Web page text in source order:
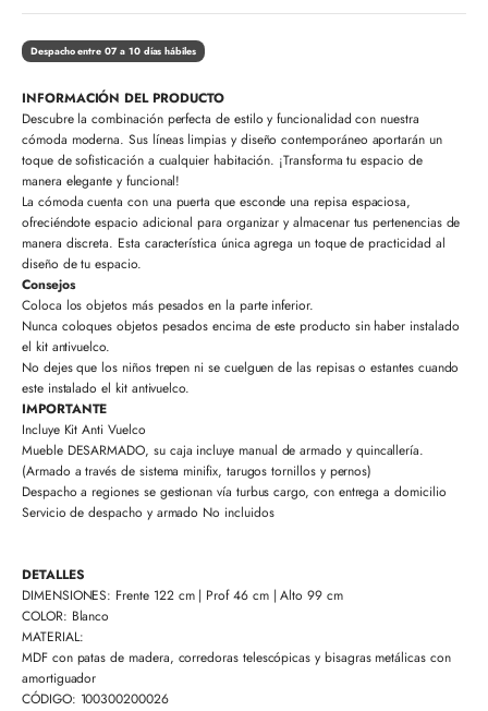
Despacho entre 07 a 10 días hábiles
INFORMACIÓN DEL PRODUCTO
Descubre la combinación perfecta de estilo y funcionalidad con nuestra
cómoda moderna. Sus líneas limpias y diseño contemporáneo aportarán un
toque de sofisticación a cualquier habitación. ¡Transforma tu espacio de
manera elegante y funcional!
La cómoda cuenta con una puerta que esconde una repisa espaciosa,
ofreciéndote espacio adicional para organizar y almacenar tus pertenencias de
manera discreta. Esta característica única agrega un toque de practicidad al
diseño de tu espacio.
Consejos
Coloca los objetos más pesados en la parte inferior.
Nunca coloques objetos pesados encima de este producto sin haber instalado
el kit antivuelco.
No dejes que los niños trepen ni se cuelguen de las repisas o estantes cuando
este instalado el kit antivuelco.
IMPORTANTE
Incluye Kit Anti Vuelco
Mueble DESARMADO, su caja incluye manual de armado y quincallería.
(Armado a través de sistema minifix, tarugos tornillos y pernos)
Despacho a regiones se gestionan vía turbus cargo, con entrega a domicilio
Servicio de despacho y armado No incluidos
DETALLES
DIMENSIONES: Frente 122 cm | Prof 46 cm | Alto 99 cm
COLOR: Blanco
MATERIAL:
MDF con patas de madera, corredoras telescópicas y bisagras metálicas con
amortiguador
CÓDIGO: 100300200026